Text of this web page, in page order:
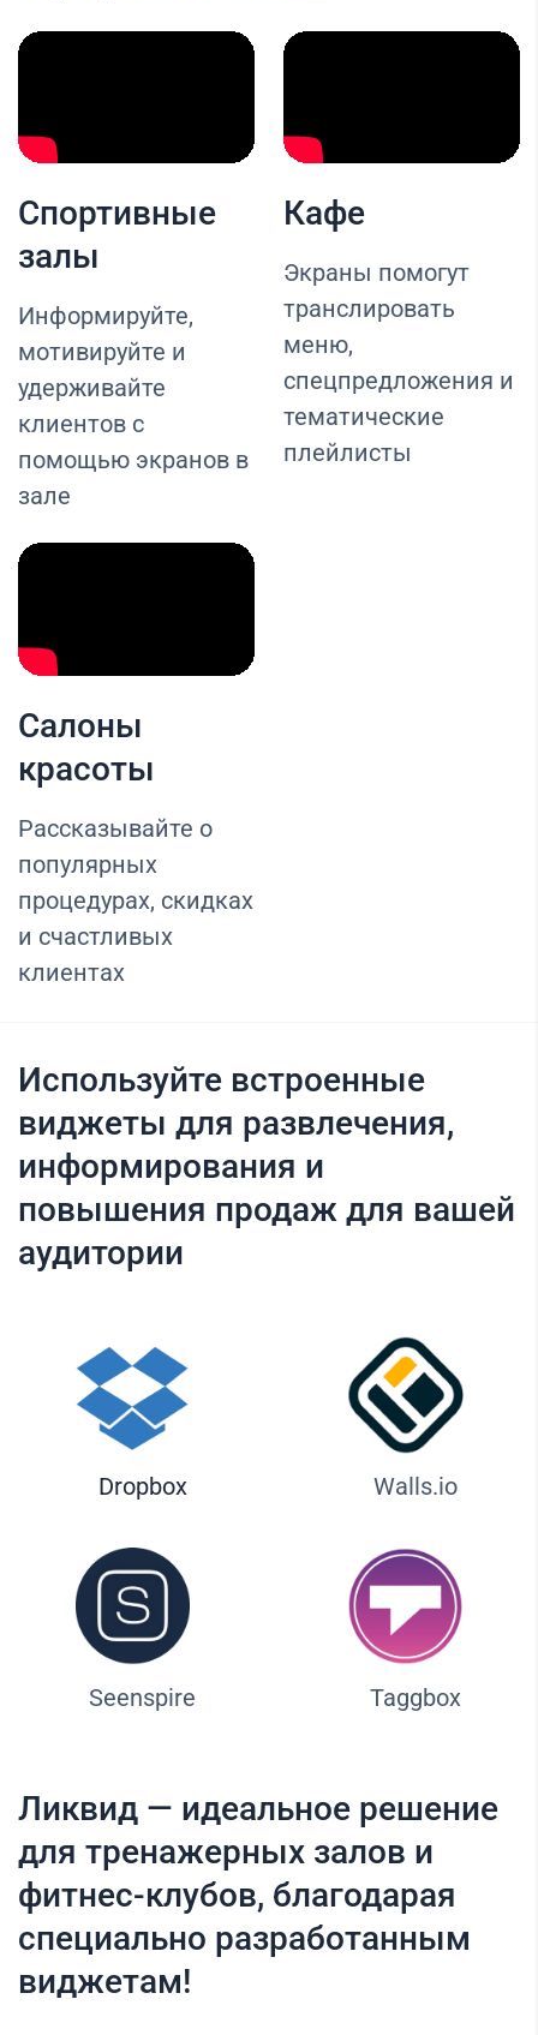
Спортивные
залы
Информируйте,
мотивируйте и
удерживайте
клиентов с
помощью экранов в
зале
Кафе
Экраны помогут
транслировать
меню,
спецпредложения и
тематические
плейлисты
Салоны
красоты
Рассказывайте о
популярных
процедурах, скидках
и счастливых
клиентах
Используйте встроенные
виджеты для развлечения,
информирования и
повышения продаж для вашей
аудитории
Dropbox Walls.io
Seenspire Taggbox
Ликвид — идеальное решение
для тренажерных залов и
фитнес-клубов, благодарая
специально разработанным
виджетам!